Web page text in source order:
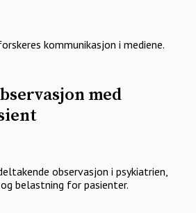
kommunikasjon i mediene.
med
observasjon i psykiatrien,
belastning for pasienter.